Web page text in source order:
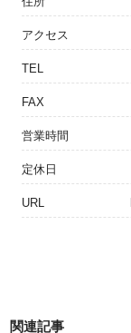
アクセス
TEL
FAX
営業時間
定休日
URL
関連記事